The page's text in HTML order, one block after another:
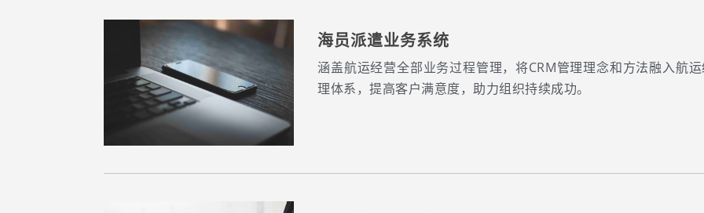
海员派遣业务系统
涵盖航运经营全部业务过程管理，将CRM管理理念和方法融入航
理体系，提高客户满意度，助力组织持续成功。